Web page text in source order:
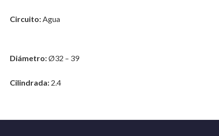
Circuito:Agua
Diámetro:Ø32 – 39
Cilindrada: 2.4